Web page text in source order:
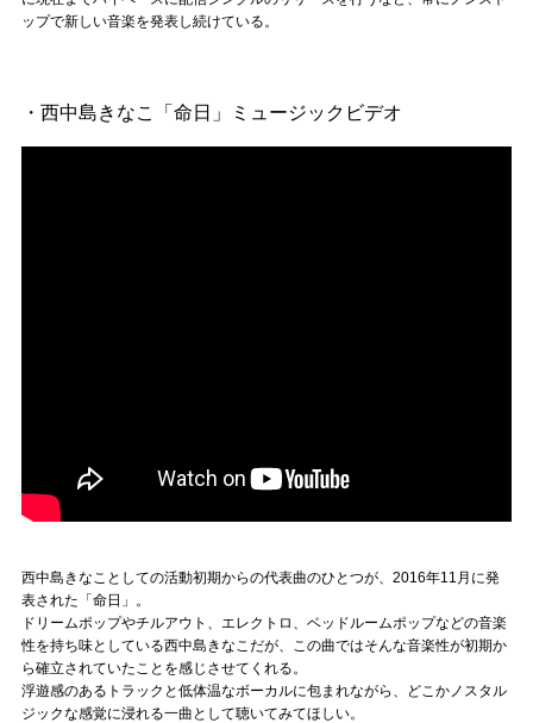
ップで新しい音楽を発表し続けている。
・西中島きなこ「命日」ミュージックビデオ
西中島きなことしての活動初期からの代表曲のひとつが、2016年11月に発
表された「命日」。
ドリームポップやチルアウト、エレクトロ、ベッドルームポップなどの音楽
性を持ち味としている西中島きなこだが、この曲ではそんな音楽性が初期か
ら確立されていたことを感じさせてくれる。
浮遊感のあるトラックと低体温なボーカルに包まれながら、どこかノスタル
ジックな感覚に浸れる一曲として聴いてみてほしい。